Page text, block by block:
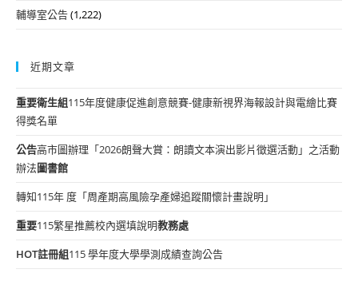
輔導室公告(1,222)
近期文章
重要衛生組115年度健康促進創意競賽-健康新視界海報設計與電繪比賽
得獎名單
公告高市圖辦理「2026朗聲大賞：朗讀文本演出影片徵選活動」之活動
辦法圖書館
轉知115年 度「周產期高風險孕產婦追蹤關懷計畫說明」
重要115繁星推薦校內選填說明教務處
HOT註冊組115 學年度大學學測成績查詢公告